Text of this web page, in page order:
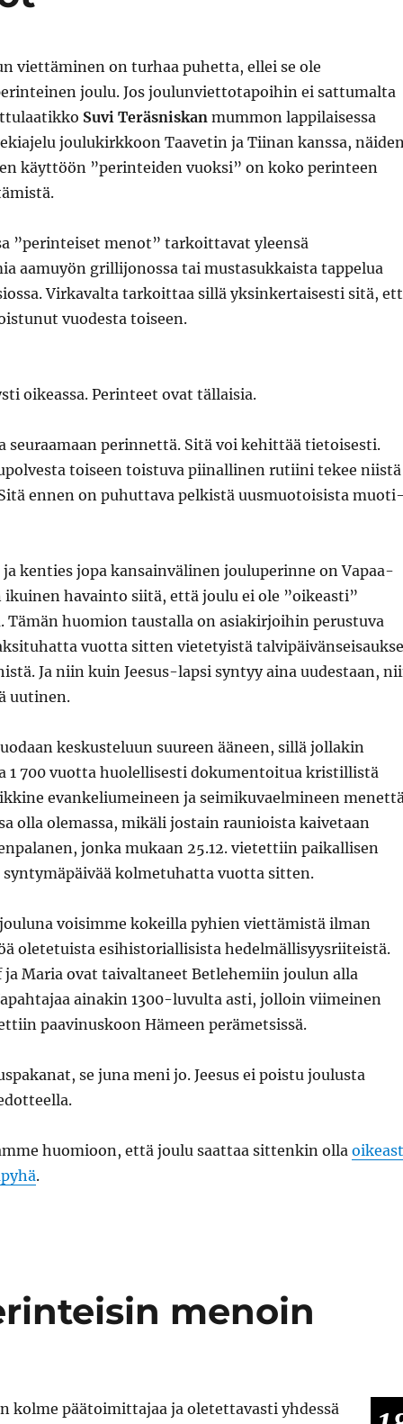
viettäminen on turhaa puhetta, ellei se ole
joulu. Jos joulunviettotapoihin ei sattumalta
Suvi Teräsniskanmummon lappilaisessa
joulukirkkoon Taavetin ja Tiinan kanssa,
käyttöön ”perinteiden vuoksi” on koko perinteen
”perinteiset menot” tarkoittavat yleensä
aamuyön grillijonossa tai mustasukkaista tappelua
Virkavalta tarkoittaa sillä yksinkertaisesti sitä,
vuodesta toiseen.
oikeassa. Perinteet ovat tällaisia.
seuraamaan perinnettä. Sitä voi kehittää tietoisesti.
toiseen toistuva piinallinen rutiini tekee niistä
ennen on puhuttava pelkistä uusmuotoisista
kenties jopa kansainvälinen jouluperinne on Vapaa-
havainto siitä, että joulu ei ole ”oikeasti”
huomion taustalla on asiakirjoihin perustuva
vuotta sitten vietetyistä
Ja niin kuin Jeesus-lapsi syntyy aina uudestaan,
uutinen.
keskusteluun suureen ääneen, sillä jollakin
1 700 vuotta huolellisesti dokumentoitua kristillistä
evankeliumeineen ja seimikuvaelmineen
olla olemassa, mikäli jostain raunioista kaivetaan
jonka mukaan 25.12. vietettiin paikallisen
kolmetuhatta vuotta sitten.
voisimme kokeilla pyhien viettämistä ilman
oletetuista esihistoriallisista hedelmällisyysriiteistä.
ja Maria ovat taivaltaneet Betlehemiin joulun alla
ainakin 1300-luvulta asti, jolloin viimeinen
paavinuskoon Hämeen perämetsissä.
se juna meni jo. Jeesus ei poistu joulusta
huomioon, että joulu saattaa sittenkin olla
.
menoin
kolme päätoimittajaa ja oletettavasti yhdessä